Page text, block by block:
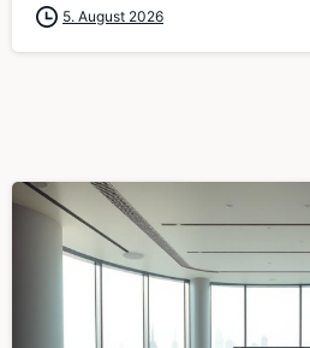
5. August 2026